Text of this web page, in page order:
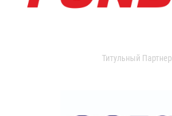
Титульный Партнер